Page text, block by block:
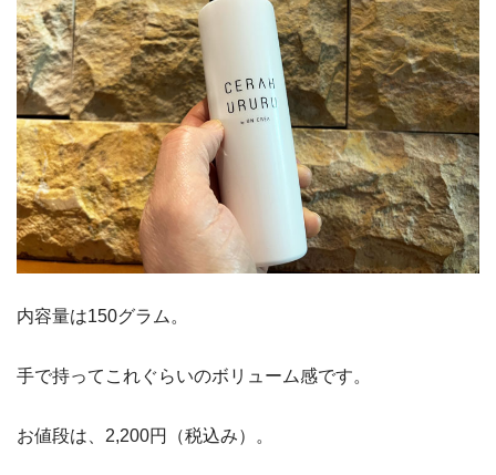
内容量は150グラム。
手で持ってこれぐらいのボリューム感です。
お値段は、2,200円（税込み）。